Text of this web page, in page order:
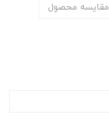
مقایسه محصول